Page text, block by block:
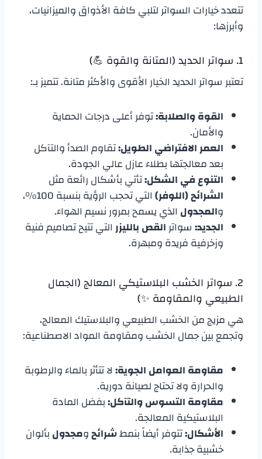
​تتعدد خيارات السواتر لتلبي كافة الأذواق والميزانيات،
وأبرزها:
​1. سواتر الحديد (المتانة والقوة 💪)
​تعتبر سواتر الحديد الخيار الأقوى والأكثر متانة. تتميز بـ:
القوة والصلابة:توفر أعلى درجات الحماية
والأمان.
العمر الافتراضي الطويل:تقاوم الصدأ والتآكل
بعد معالجتها بطلاء عازل عالي الجودة.
التنوع في الشكل:تأتي بأشكال رائعة مثل
الشرائح (اللوفر)
التي تحجب الرؤية بنسبة 100%،
والمجدول الذي يسمح بمرور نسيم الهواء.
الجديد:سواترالقص بالليزرالتي تتيح تصاميم فنية
وزخرفية فريدة ومبهرة.
​2. سواتر الخشب البلاستيكي المعالج (الجمال
الطبيعي والمقاومة ✨)
​هي مزيج من الخشب الطبيعي والبلاستيك المعالج،
وتجمع بين جمال الخشب ومقاومة المواد الاصطناعية:
مقاومة العوامل الجوية:لا تتأثر بالماء والرطوبة
والحرارة ولا تحتاج لصيانة دورية.
مقاومة التسوس والتآكل:بفضل المادة
البلاستيكية المعالجة.
الأشكال:تتوفر أيضاً بنمطشرائحومجدولبألوان
خشبية جذابة.